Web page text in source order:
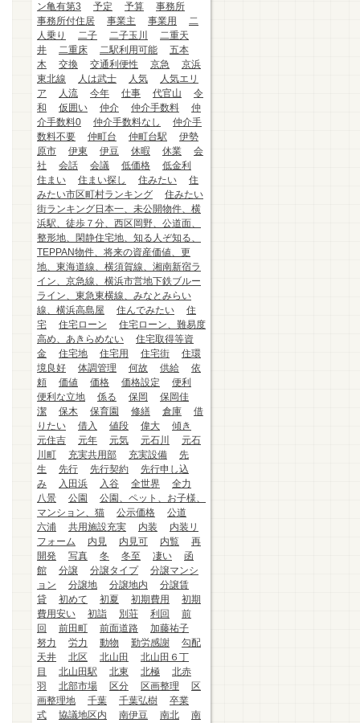
ン亀有第3
予定 予算
事務所
事務所付住居
事業主 事業用
二
人乗り
二子 二子玉川
二重天
井
二重床 二駅利用可能
五本
木
交換 交通利便性 京急
京浜
東北線
人は武士 人気
人気エリ
ア
人流 今年 仕事 代官山
令
和
仮囲い 仲介 仲介手数料
仲
介手数料0
仲介手数料なし
仲介手
数料不要
仲町台 仲町台駅
伊勢
原市
伊東 伊豆 休暇 休業
会
社
会話 会議 低価格
低金利
住まい
住まい探し 住みたい
住
みたい市区町村ランキング
住みたい
街ランキング日本一、未公開物件、横
浜駅、徒歩７分、西区岡野、公道面、
整形地、閑静住宅地、知る人ぞ知る、
TEPPAN物件、将来の資産価値、更
地、東海道線、横須賀線、湘南新宿ラ
イン、京急線、横浜市営地下鉄ブルー
ライン、東急東横線、みなとみらい
線、横浜高島屋
住んでみたい
住
宅
住宅ローン
住宅ローン、難易度
高め、あきらめない
住宅取得等資
金
住宅地 住宅用 住宅街
住環
境良好
体調管理 何故 供給
依
頼
価値 価格 価格設定
便利
便利な立地
係る 保岡
保岡佳
潔
保木 保育園 修繕 倉庫
借
りたい
借入 値段 偉大
傾き
元住吉
元年 元気 元石川
元石
川町
充実共用部 充実設備
先
生
先行 先行契約
先行申し込
み
入田浜 入谷 全世界
全力
八景
公園
公園、ペット、お子様、
マンション、猫
公示価格
公道
六浦
共用施設充実 内装
内装リ
フォーム
内見 内見可 内覧
再
開発
写真 冬 冬至 凄い
函
館
分譲 分譲タイプ
分譲マンシ
ョン
分譲地 分譲地内
分譲賃
貸
初めて 初夏 初期費用
初期
費用安い
初詣 別荘 利回
前
回
前田町 前面道路
加藤祐子
努力
労力 動物 勤労感謝
勾配
天井
北区 北山田
北山田６丁
目
北山田駅 北東 北極
北赤
羽
北部市場 区分 区画整理
区
画整理地
千葉 千葉弘樹
卒業
式
協議地区内 南伊豆 南北
南